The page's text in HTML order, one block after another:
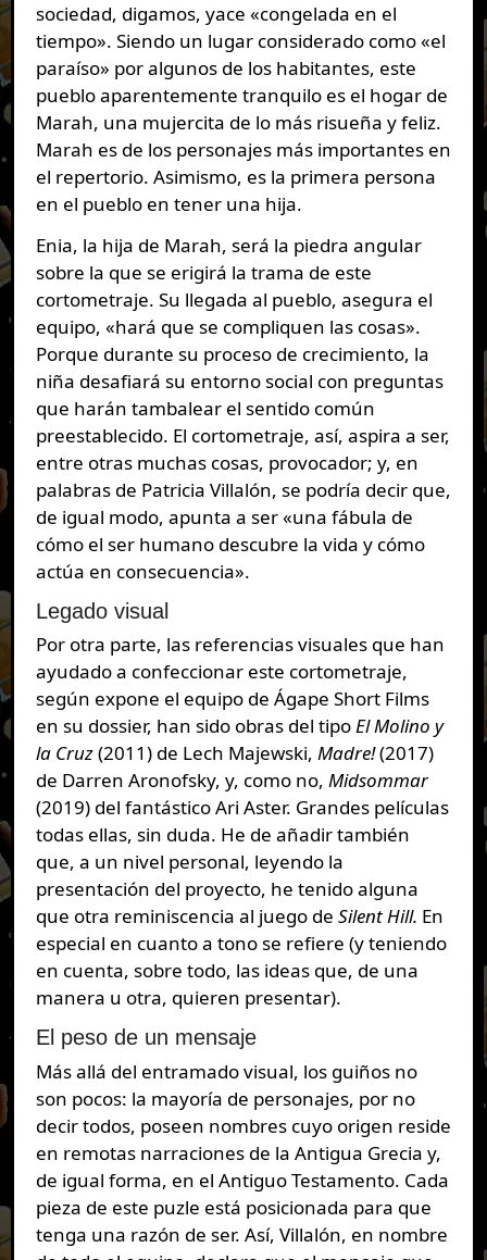
sociedad, digamos, yace «congelada en el
tiempo». Siendo un lugar considerado como «el
paraíso» por algunos de los habitantes, este
pueblo aparentemente tranquilo es el hogar de
Marah, una mujercita de lo más risueña y feliz.
Marah es de los personajes más importantes en
el repertorio. Asimismo, es la primera persona
en el pueblo en tener una hija.
Enia, la hija de Marah, será la piedra angular
sobre la que se erigirá la trama de este
cortometraje. Su llegada al pueblo, asegura el
equipo, «hará que se compliquen las cosas».
Porque durante su proceso de crecimiento, la
niña desafiará su entorno social con preguntas
que harán tambalear el sentido común
preestablecido. El cortometraje, así, aspira a ser,
entre otras muchas cosas, provocador; y, en
palabras de Patricia Villalón, se podría decir que,
de igual modo, apunta a ser «una fábula de
cómo el ser humano descubre la vida y cómo
actúa en consecuencia».
Legado visual
Por otra parte, las referencias visuales que han
ayudado a confeccionar este cortometraje,
según expone el equipo de Ágape Short Films
en su dossier, han sido obras del tipoEl Molino y
la Cruz(2011) de Lech Majewski, Madre!(2017)
de Darren Aronofsky, y, como no, Midsommar
(2019) del fantástico Ari Aster. Grandes películas
todas ellas, sin duda. He de añadir también
que, a un nivel personal, leyendo la
presentación del proyecto, he tenido alguna
que otra reminiscencia al juego de Silent Hill. En
especial en cuanto a tono se refiere (y teniendo
en cuenta, sobre todo, las ideas que, de una
manera u otra, quieren presentar).
El peso de un mensaje
Más allá del entramado visual, los guiños no
son pocos: la mayoría de personajes, por no
decir todos, poseen nombres cuyo origen reside
en remotas narraciones de la Antigua Grecia y,
de igual forma, en el Antiguo Testamento. Cada
pieza de este puzle está posicionada para que
tenga una razón de ser. Así, Villalón, en nombre